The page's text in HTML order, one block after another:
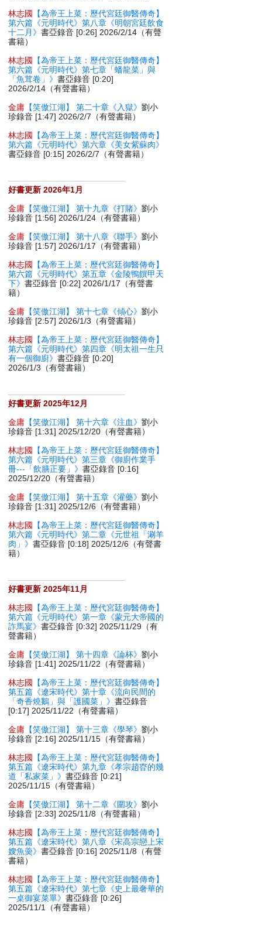
林志國
【為帝王上菜：歷代宮廷御醫傳奇】
第六篇《元明時代》第八章《明朝宮廷飲食
十二月》書亞錄音 [0:26] 2026/2/14（有聲
書籍）
林志國
【為帝王上菜：歷代宮廷御醫傳奇】
第六篇《元明時代》第七章「蟠龍菜」與
「魚茸卷」》書亞錄音 [0:20]
2026/2/14（有聲書籍）
金庸 【笑傲江湖】 第二十章《入獄》劉小
珍錄音 [1:47] 2026/2/7（有聲書籍）
林志國
【為帝王上菜：歷代宮廷御醫傳奇】
第六篇《元明時代》第六章《美女紫蘇肉》
書亞錄音 [0:15] 2026/2/7（有聲書籍）
好書更新 2026年1月
金庸 【笑傲江湖】 第十九章《打賭》劉小
珍錄音 [1:56] 2026/1/24（有聲書籍）
金庸 【笑傲江湖】 第十八章《聯手》劉小
珍錄音 [1:57] 2026/1/17（有聲書籍）
林志國
【為帝王上菜：歷代宮廷御醫傳奇】
第六篇《元明時代》第五章《金陵鴨饌甲天
下》書亞錄音 [0:22] 2026/1/17（有聲書
籍）
金庸 【笑傲江湖】 第十七章《傾心》劉小
珍錄音 [2:57] 2026/1/3（有聲書籍）
林志國
【為帝王上菜：歷代宮廷御醫傳奇】
第六篇《元明時代》第四章《明太祖一生只
有一個御廚》書亞錄音 [0:20]
2026/1/3（有聲書籍）
好書更新 2025年12月
金庸 【笑傲江湖】 第十六章《注血》劉小
珍錄音 [1:31] 2025/12/20（有聲書籍）
林志國
【為帝王上菜：歷代宮廷御醫傳奇】
第六篇《元明時代》第三章《御廚作業手
冊---「飲膳正要」》書亞錄音 [0:16]
2025/12/20（有聲書籍）
金庸 【笑傲江湖】 第十五章《灌藥》劉小
珍錄音 [1:31] 2025/12/6（有聲書籍）
林志國
【為帝王上菜：歷代宮廷御醫傳奇】
第六篇《元明時代》第二章《元世祖「涮羊
肉」》書亞錄音 [0:18] 2025/12/6（有聲書
籍）
好書更新 2025年11月
林志國
【為帝王上菜：歷代宮廷御醫傳奇】
第六篇《元明時代》第一章《蒙元大帝國的
詐馬宴》書亞錄音 [0:32] 2025/11/29（有
聲書籍）
金庸 【笑傲江湖】 第十四章《論杯》劉小
珍錄音 [1:41] 2025/11/22（有聲書籍）
林志國
【為帝王上菜：歷代宮廷御醫傳奇】
第五篇《遼宋時代》第十章《流向民間的
「奇香燒鵝」與「護國菜」》書亞錄音
[0:17] 2025/11/22（有聲書籍）
金庸 【笑傲江湖】 第十三章《學琴》劉小
珍錄音 [2:16] 2025/11/15（有聲書籍）
林志國
【為帝王上菜：歷代宮廷御醫傳奇】
第五篇《遼宋時代》第九章《孝宗趙昚的幾
道「私家菜」》書亞錄音 [0:21]
2025/11/15（有聲書籍）
金庸 【笑傲江湖】 第十二章《圍攻》劉小
珍錄音 [2:33] 2025/11/8（有聲書籍）
林志國
【為帝王上菜：歷代宮廷御醫傳奇】
第五篇《遼宋時代》第八章《宋高宗戀上宋
嫂魚羮》書亞錄音 [0:16] 2025/11/8（有聲
書籍）
林志國
【為帝王上菜：歷代宮廷御醫傳奇】
第五篇《遼宋時代》第七章《史上最奢華的
一桌御宴菜單》書亞錄音 [0:26]
2025/11/1（有聲書籍）